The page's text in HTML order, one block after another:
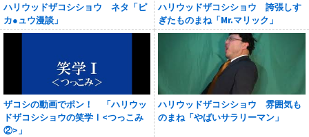
ハリウッドザコシショウ ネタ「ピ
カ●ュウ漫談」
ハリウッドザコシショウ 誇張しす
ぎたものまね「Mr.マリック」
ザコシの動画でポン！ 「ハリウッ
ドザコシショウの笑学Ⅰ<つっこみ
②>」
ハリウッドザコシショウ 雰囲気も
のまね「やばいサラリーマン」